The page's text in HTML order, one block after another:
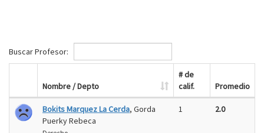
Buscar Profesor:
Nombre / Depto
# de
calif.
Promedio
Bokits Marquez La Cerda, Gorda
Puerky Rebeca
1 2.0